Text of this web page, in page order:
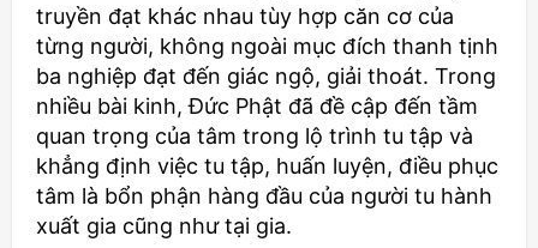
truyền đạt khác nhau tùy hợp căn cơ của
từng người, không ngoài mục đích thanh tịnh
ba nghiệp đạt đến giác ngộ, giải thoát. Trong
nhiều bài kinh, Đức Phật đã đề cập đến tầm
quan trọng của tâm trong lộ trình tu tập và
khẳng định việc tu tập, huấn luyện, điều phục
tâm là bổn phận hàng đầu của người tu hành
xuất gia cũng như tại gia.